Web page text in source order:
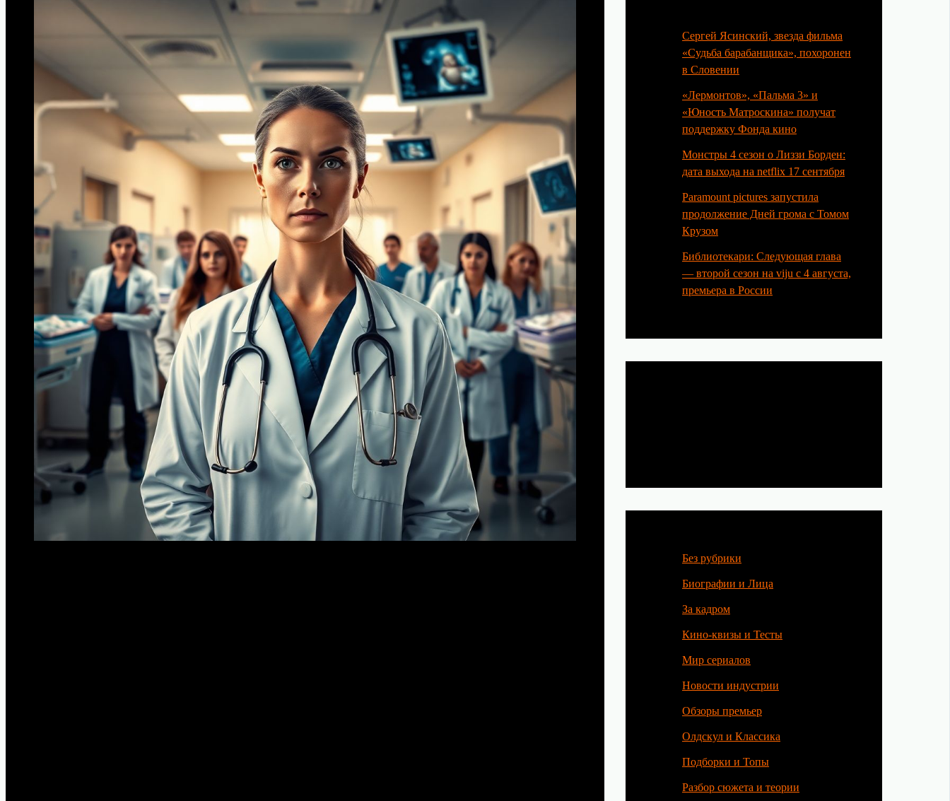
Сергей Ясинский, звезда фильма
«Судьба барабанщика», похоронен
в Словении
«Лермонтов», «Пальма 3» и
«Юность Матроскина» получат
поддержку Фонда кино
Монстры 4 сезон о Лиззи Борден:
дата выхода на netflix 17 сентября
Paramount pictures запустила
продолжение Дней грома с Томом
Крузом
Библиотекари: Следующая глава
— второй сезон на viju с 4 августа,
премьера в России
Без рубрики
Биографии и Лица
За кадром
Кино-квизы и Тесты
Мир сериалов
Новости индустрии
Обзоры премьер
Олдскул и Классика
Подборки и Топы
Разбор сюжета и теории